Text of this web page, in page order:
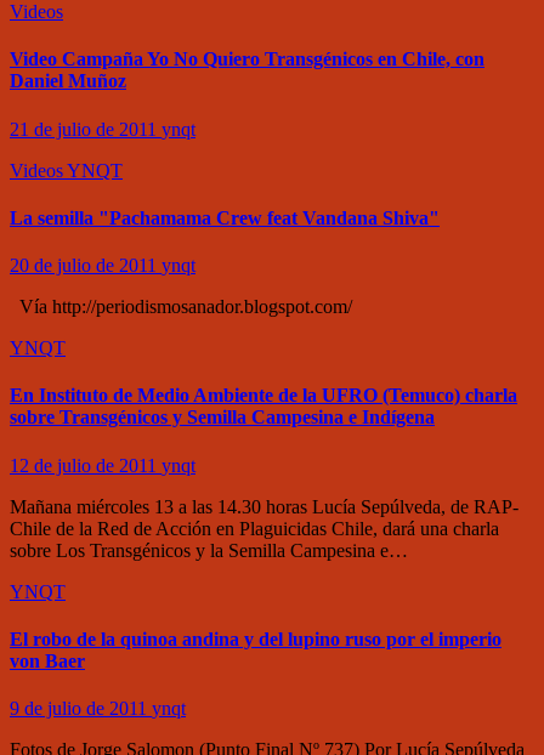
Videos
Video Campaña Yo No Quiero Transgénicos en Chile, con
Daniel Muñoz
21 de julio de 2011 ynqt
VideosYNQT
La semilla "Pachamama Crew feat Vandana Shiva"
20 de julio de 2011 ynqt
Vía http://periodismosanador.blogspot.com/
YNQT
En Instituto de Medio Ambiente de la UFRO (Temuco) charla
sobre Transgénicos y Semilla Campesina e Indígena
12 de julio de 2011 ynqt
Mañana miércoles 13 a las 14.30 horas Lucía Sepúlveda, de RAP-
Chile de la Red de Acción en Plaguicidas Chile, dará una charla
sobre Los Transgénicos y la Semilla Campesina e…
YNQT
El robo de la quinoa andina y del lupino ruso por el imperio
von Baer
9 de julio de 2011 ynqt
Fotos de Jorge Salomon (Punto Final Nº 737) Por Lucía Sepúlveda